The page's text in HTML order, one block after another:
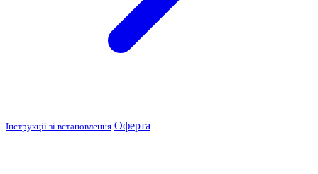
Інструкції зі встановлення Оферта